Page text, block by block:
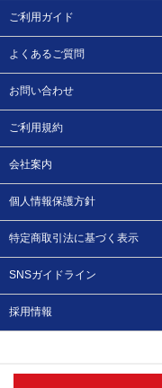
ご利用ガイド
よくあるご質問
お問い合わせ
ご利用規約
会社案内
個人情報保護方針
特定商取引法に基づく表示
SNSガイドライン
採用情報